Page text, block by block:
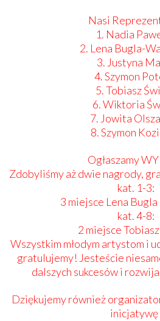
Nasi
1. ​Nadia
2. ​Lena Bugla-
3. ​Justyna
4. ​Szymon
5. ​Tobiasz
6. ​Wiktoria
7. ​Jowita
8. ​Szymon
​Ogłaszamy
​Zdobyliśmy aż dwie nagrody,
kat. 1-3:
3 miejsce Lena
kat. 4-8:
2 miejsce
Wszystkim młodym artystom i
gratulujemy! Jesteście
dalszych sukcesów i
​Dziękujemy również